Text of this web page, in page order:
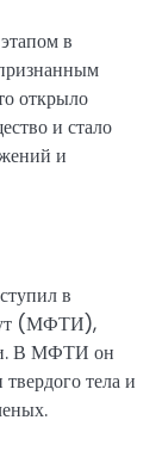
в
открыло
и стало
и
в
(МФТИ),
В МФТИ он
тела и